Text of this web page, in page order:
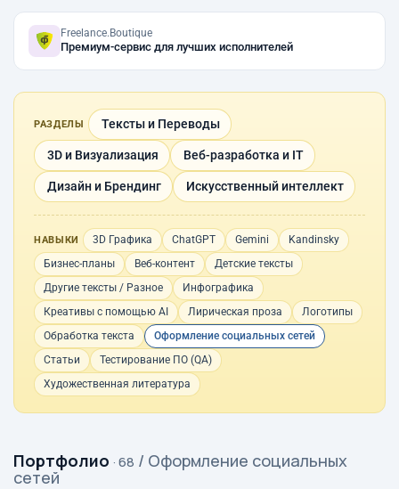
Freelance.Boutique
Премиум-сервис для лучших исполнителей
РАЗДЕЛЫ Тексты и Переводы
3D и Визуализация Веб-разработка и IT
Дизайн и Брендинг Искусственный интеллект
НАВЫКИ 3D Графика ChatGPT Gemini
Kandinsky
Бизнес-планы
Веб-контент
Детские тексты
Другие тексты / Разное
Инфографика
Креативы с помощью AI
Лирическая проза
Логотипы
Обработка текста
Оформление социальных сетей
Статьи
Тестирование ПО (QA)
Художественная литература
Портфолио · 68 / Оформление социальных
сетей